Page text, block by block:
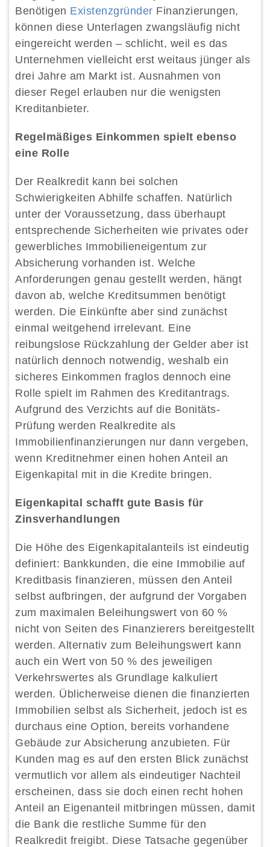
Benötigen Existenzgründer Finanzierungen,
können diese Unterlagen zwangsläufig nicht
eingereicht werden – schlicht, weil es das
Unternehmen vielleicht erst weitaus jünger als
drei Jahre am Markt ist. Ausnahmen von
dieser Regel erlauben nur die wenigsten
Kreditanbieter.
Regelmäßiges Einkommen spielt ebenso
eine Rolle
Der Realkredit kann bei solchen
Schwierigkeiten Abhilfe schaffen. Natürlich
unter der Voraussetzung, dass überhaupt
entsprechende Sicherheiten wie privates oder
gewerbliches Immobilieneigentum zur
Absicherung vorhanden ist. Welche
Anforderungen genau gestellt werden, hängt
davon ab, welche Kreditsummen benötigt
werden. Die Einkünfte aber sind zunächst
einmal weitgehend irrelevant. Eine
reibungslose Rückzahlung der Gelder aber ist
natürlich dennoch notwendig, weshalb ein
sicheres Einkommen fraglos dennoch eine
Rolle spielt im Rahmen des Kreditantrags.
Aufgrund des Verzichts auf die Bonitäts-
Prüfung werden Realkredite als
Immobilienfinanzierungen nur dann vergeben,
wenn Kreditnehmer einen hohen Anteil an
Eigenkapital mit in die Kredite bringen.
Eigenkapital schafft gute Basis für
Zinsverhandlungen
Die Höhe des Eigenkapitalanteils ist eindeutig
definiert: Bankkunden, die eine Immobilie auf
Kreditbasis finanzieren, müssen den Anteil
selbst aufbringen, der aufgrund der Vorgaben
zum maximalen Beleihungswert von 60 %
nicht von Seiten des Finanzierers bereitgestellt
werden. Alternativ zum Beleihungswert kann
auch ein Wert von 50 % des jeweiligen
Verkehrswertes als Grundlage kalkuliert
werden. Üblicherweise dienen die finanzierten
Immobilien selbst als Sicherheit, jedoch ist es
durchaus eine Option, bereits vorhandene
Gebäude zur Absicherung anzubieten. Für
Kunden mag es auf den ersten Blick zunächst
vermutlich vor allem als eindeutiger Nachteil
erscheinen, dass sie doch einen recht hohen
Anteil an Eigenanteil mitbringen müssen, damit
die Bank die restliche Summe für den
Realkredit freigibt. Diese Tatsache gegenüber